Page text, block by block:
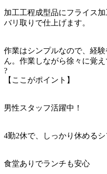
加工工程成型品にフライス
バリ取りで仕上げます。
作業はシンプルなので、経
ん。作業しながら徐々に覚え
?
【ここがポイント】
男性スタッフ活躍中！
4勤2休で、しっかり休めるシ
食堂ありでランチも安心